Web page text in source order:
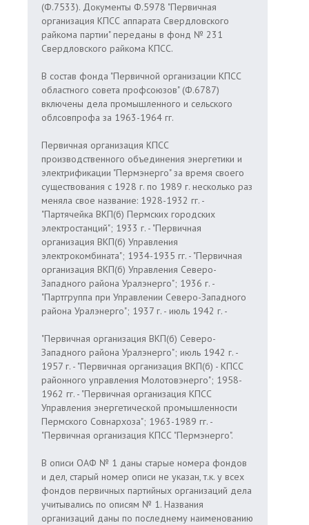
(Ф.7533). Документы Ф.5978 "Первичная
организация КПСС аппарата Свердловского
райкома партии" переданы в фонд № 231
Свердловского райкома КПСС.
В состав фонда "Первичной организации КПСС
областного совета профсоюзов" (Ф.6787)
включены дела промышленного и сельского
облсовпрофа за 1963-1964 гг.
Первичная организация КПСС
производственного объединения энергетики и
электрификации "Пермэнерго" за время своего
существования с 1928 г. по 1989 г. несколько раз
меняла свое название: 1928-1932 гг. -
"Партячейка ВКП(б) Пермских городских
электростанций"; 1933 г. - "Первичная
организация ВКП(б) Управления
электрокомбината"; 1934-1935 гг. - "Первичная
организация ВКП(б) Управления Северо-
Западного района Уралэнерго"; 1936 г. -
"Партгруппа при Управлении Северо-Западного
района Уралэнерго"; 1937 г. - июль 1942 г. -
"Первичная организация ВКП(б) Северо-
Западного района Уралэнерго"; июль 1942 г. -
1957 г. - "Первичная организация ВКП(б) - КПСС
районного управления Молотовэнерго"; 1958-
1962 гг. - "Первичная организация КПСС
Управления энергетической промышленности
Пермского Совнархоза"; 1963-1989 гг. -
"Первичная организация КПСС "Пермэнерго".
В описи ОАФ № 1 даны старые номера фондов
и дел, старый номер описи не указан, т.к. у всех
фондов первичных партийных организаций дела
учитывались по описям № 1. Названия
организаций даны по последнему наименованию